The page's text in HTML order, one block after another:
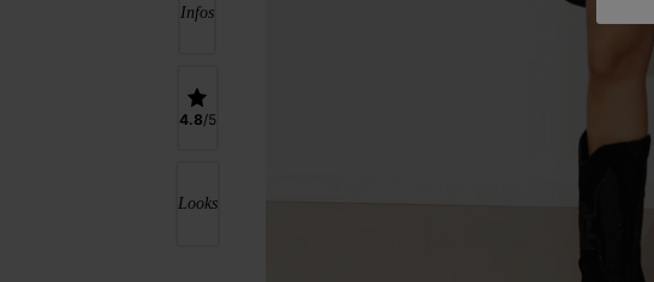
Infos
4.8
Looks